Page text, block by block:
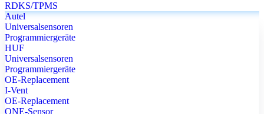
RDKS/TPMS
Autel
Universalsensoren
Programmiergeräte
HUF
Universalsensoren
Programmiergeräte
OE-Replacement
I-Vent
OE-Replacement
ONE-Sensor